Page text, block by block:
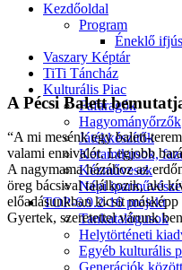
Kezdőoldal
Program
Éneklő
Vaszary Képtár
TiTi Táncház
Kulturális Piac
Fafaragók
Hagyományőrzők
Játékkészítők
Keramikusok,
Kézművesek
Népi
TOP-6.9.2-16 projekt
Tankatalógusok
Helytörténeti
Egyéb kulturális
Generációk
A Pécsi Balett
“A mi mesénk egy balett-
valami ennivalót. Legjobb
A nagymama házához az
öreg bácsival találkozik, aki
előadásunkban kicsit
Gyertek, szeretettel várunk